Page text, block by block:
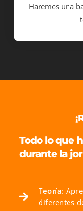
Haremos una
Todo lo que
durante la
Teoría:
diferentes